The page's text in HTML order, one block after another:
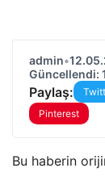
admin•
Güncellendi:
Paylaş:
Pinterest
Bu haberin